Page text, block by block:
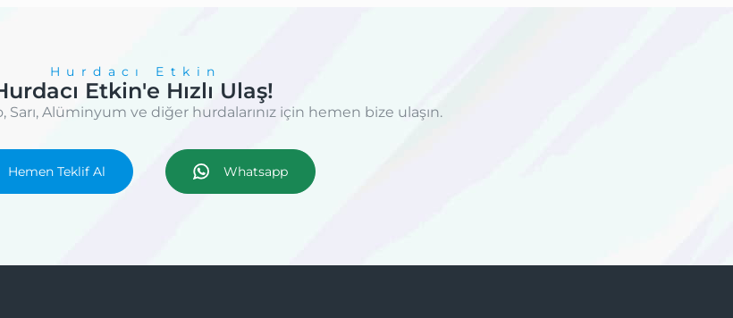
Hurdacı Etkin
Etkin'e Hızlı Ulaş!
Sarı, Alüminyum ve diğer hurdalarınız için hemen bize ulaşın.
Hemen Teklif Al Whatsapp